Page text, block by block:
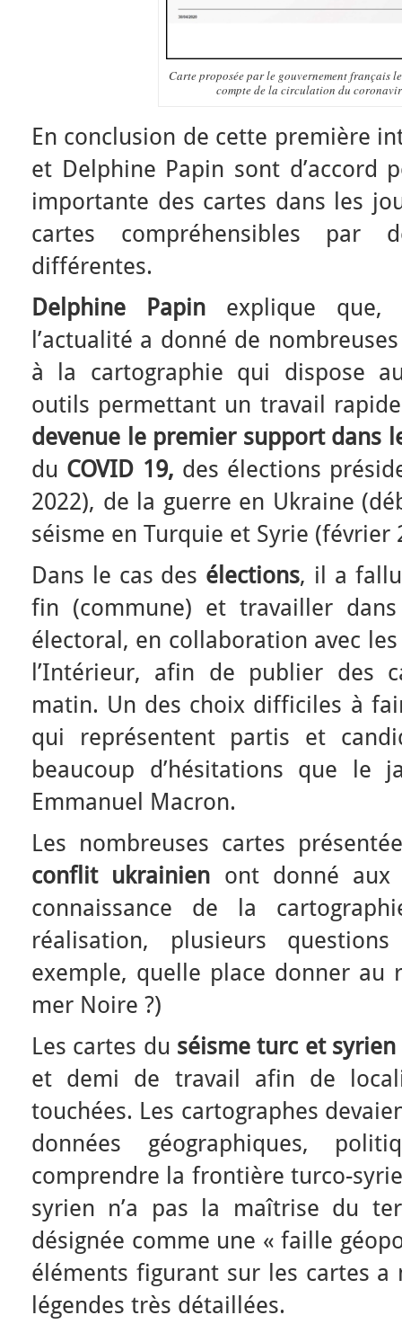
Carte proposée par le gouvernement français
compte de la circulation du
En conclusion de cette première
et Delphine Papin sont d’accord
importante des cartes dans les
cartes compréhensibles par
différentes.
Delphine Papin explique que,
l’actualité a donné de
à la cartographie qui dispose
outils permettant un travail
devenue le premier support dans
du COVID 19, des élections
2022), de la guerre en Ukraine
séisme en Turquie et Syrie (février
Dans le cas des élections, il a
fin (commune) et travailler
électoral, en collaboration avec
l’Intérieur, afin de publier des
matin. Un des choix difficiles à
qui représentent partis et
beaucoup d’hésitations que le
Emmanuel Macron.
Les nombreuses cartes
conflit ukrainien ont donné aux
connaissance de la
réalisation, plusieurs
exemple, quelle place donner au
mer Noire ?)
Les cartes du séisme turc et syrien
et demi de travail afin de
touchées. Les cartographes
données géographiques,
comprendre la frontière turco-
syrien n’a pas la maîtrise du
désignée comme une « faille
éléments figurant sur les cartes a
légendes très détaillées.